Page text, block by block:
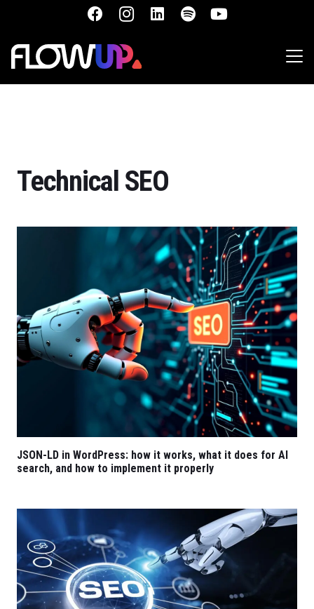
Technical SEO
JSON-LD in WordPress: how it works, what it does for AI
search, and how to implement it properly